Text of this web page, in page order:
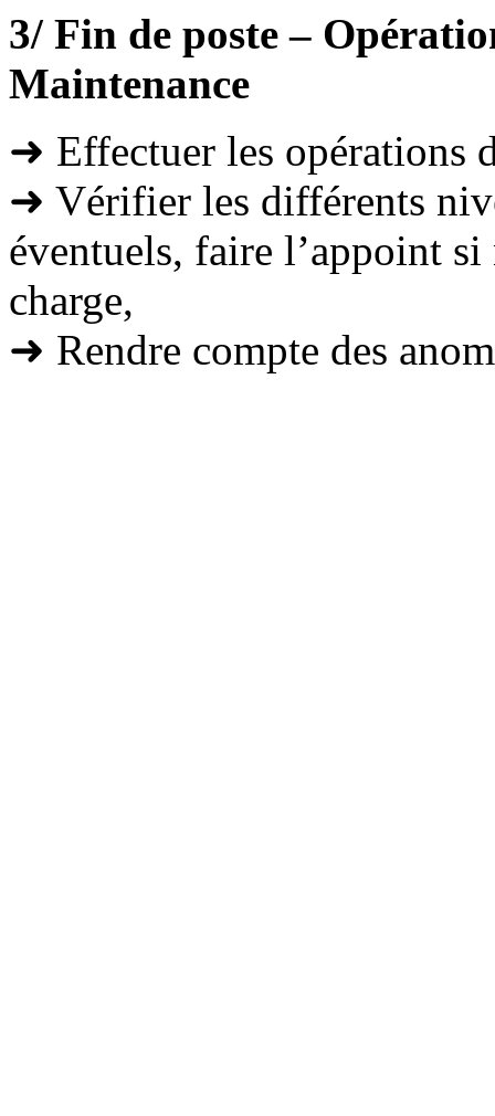
3/ Fin de poste –
Maintenance
➜ Effectuer les opérations
➜ Vérifier les différents
éventuels, faire l’appoint si
charge,
➜ Rendre compte des